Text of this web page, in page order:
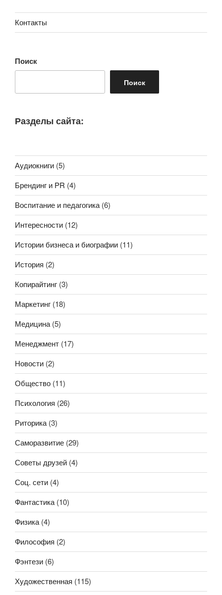
Контакты
Поиск
Поиск
Разделы сайта:
Аудиокниги (5)
Брендинг и PR (4)
Воспитание и педагогика(6)
Интересности (12)
Истории бизнеса и биографии (11)
История (2)
Копирайтинг (3)
Маркетинг (18)
Медицина(5)
Менеджмент (17)
Новости (2)
Общество (11)
Психология (26)
Риторика(3)
Саморазвитие (29)
Советы друзей (4)
Соц. сети (4)
Фантастика(10)
Физика(4)
Философия (2)
Фэнтези (6)
Художественная (115)